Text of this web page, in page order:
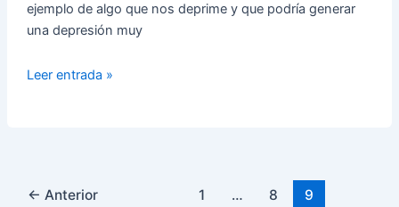
ejemplo de algo que nos deprime y que podría generar
una depresión muy
Depresión,
Leer entrada »
← Anterior 1 … 8 9